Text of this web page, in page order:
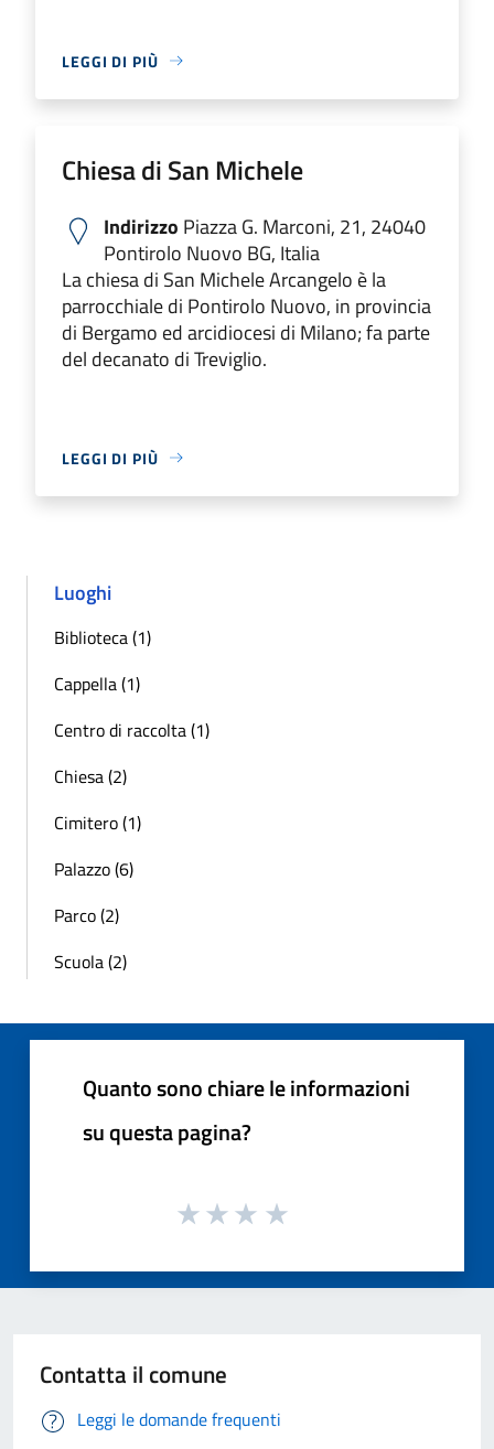
LEGGI DI PIÙ
Chiesa di San Michele
Indirizzo Piazza G. Marconi, 21, 24040
Pontirolo Nuovo BG, Italia
La chiesa di San Michele Arcangelo è la
parrocchiale di Pontirolo Nuovo, in provincia
di Bergamo ed arcidiocesi di Milano; fa parte
del decanato di Treviglio.
LEGGI DI PIÙ
Luoghi
Biblioteca (1)
Cappella (1)
Centro di raccolta (1)
Chiesa (2)
Cimitero (1)
Palazzo (6)
Parco (2)
Scuola (2)
Quanto sono chiare le informazioni
su questa pagina?
Contatta il comune
Leggi le domande frequenti